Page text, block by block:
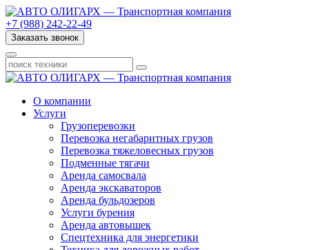
+7 (988) 242-22-49
Заказать звонок
О компании
Услуги
Грузоперевозки
Перевозка негабаритных грузов
Перевозка тяжеловесных грузов
Подменные тягачи
Аренда самосвала
Аренда экскаваторов
Аренда бульдозеров
Услуги бурения
Аренда автовышек
Спецтехника для энергетики